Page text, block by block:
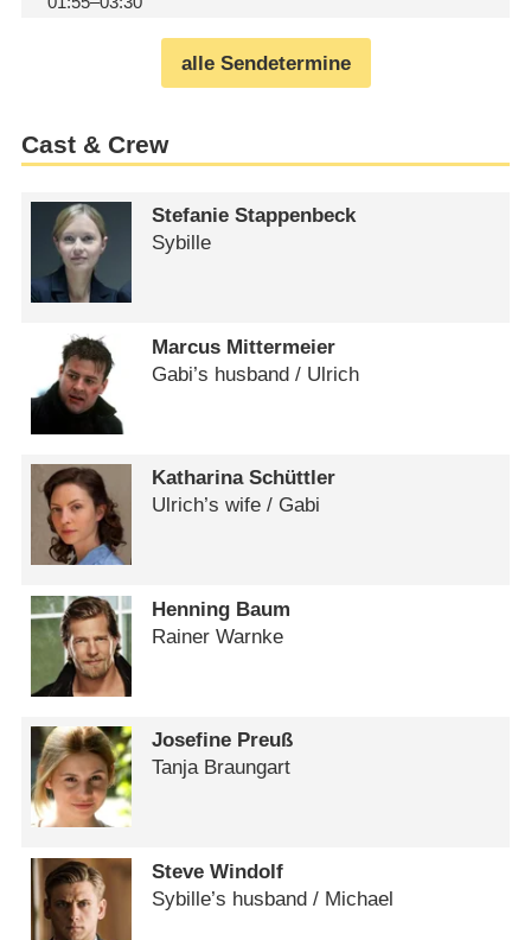
alle Sendetermine
Cast & Crew
Stefanie Stappenbeck
Sybille
Marcus Mittermeier
Gabi’s husband /​ Ulrich
Katharina Schüttler
Ulrich’s wife /​ Gabi
Henning Baum
Rainer Warnke
Josefine Preuß
Tanja Braungart
Steve Windolf
Sybille’s husband /​ Michael